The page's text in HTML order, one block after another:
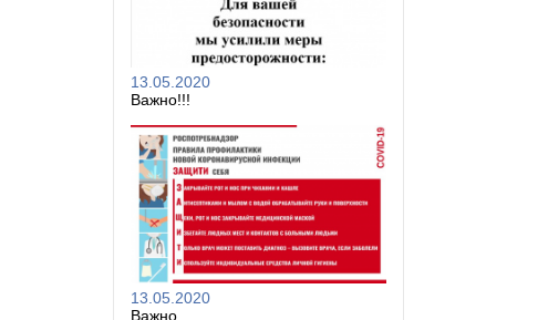
13.05.2020
Важно!!!
13.05.2020
Важно